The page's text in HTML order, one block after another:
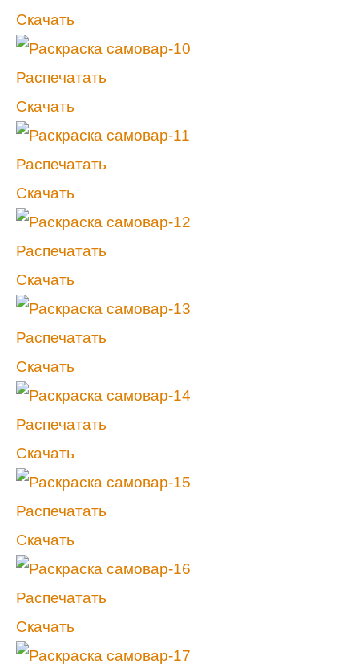
Скачать
Распечатать
Скачать
Распечатать
Скачать
Распечатать
Скачать
Распечатать
Скачать
Распечатать
Скачать
Распечатать
Скачать
Распечатать
Скачать